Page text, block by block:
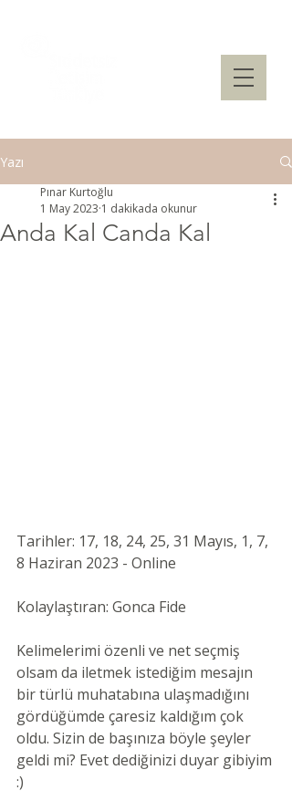
Yazı
Anda Kal Canda Kal
Pınar Kurtoğlu
1 May 2023 1 dakikada okunur
Tarihler: 17, 18, 24, 25, 31 Mayıs, 1, 7,
8 Haziran 2023 - Online
Kolaylaştıran: Gonca Fide
Kelimelerimi özenli ve net seçmiş
olsam da iletmek istediğim mesajın
bir türlü muhatabına ulaşmadığını
gördüğümde çaresiz kaldığım çok
oldu. Sizin de başınıza böyle şeyler
geldi mi? Evet dediğinizi duyar gibiyim
:)